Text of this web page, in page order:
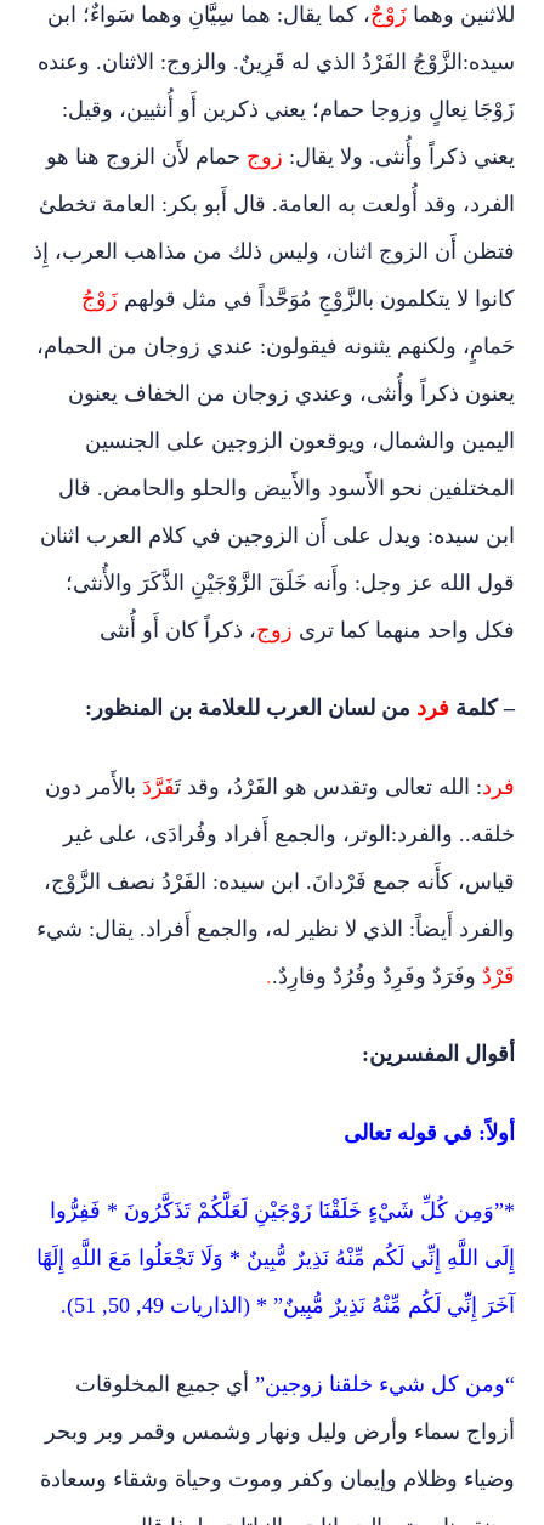
للاثنين وهما زَوْجٌ، كما يقال: هما سِيَّانِ وهما سَواءٌ؛ ابن
سيده:الزَّوْجُ الفَرْدُ الذي له قَرِينٌ. والزوج: الاثنان. وعنده
زَوْجَا نِعالٍ وزوجا حمام؛ يعني ذكرين أَو أُنثيين، وقيل:
يعني ذكراً وأُنثى. ولا يقال: زوج حمام لأَن الزوج هنا هو
الفرد، وقد أُولعت به العامة. قال أَبو بكر: العامة تخطئ
فتظن أَن الزوج اثنان، وليس ذلك من مذاهب العرب، إِذ
كانوا لا يتكلمون بالزَّوْجِ مُوَحَّداً في مثل قولهم زَوْجُ
حَمامٍ، ولكنهم يثنونه فيقولون: عندي زوجان من الحمام،
يعنون ذكراً وأُنثى، وعندي زوجان من الخفاف يعنون
اليمين والشمال، ويوقعون الزوجين على الجنسين
المختلفين نحو الأَسود والأَبيض والحلو والحامض. قال
ابن سيده: ويدل على أَن الزوجين في كلام العرب اثنان
قول الله عز وجل: وأَنه خَلَقَ الزَّوْجَيْنِ الذَّكَرَ والأُنثى؛
فكل واحد منهما كما ترى زوج، ذكراً كان أَو أُنثى
– كلمة فرد من لسان العرب للعلامة بن المنظور:
فرد: الله تعالى وتقدس هو الفَرْدُ، وقد تَفَرَّدَ بالأَمر دون
خلقه.. والفرد:الوتر، والجمع أَفراد وفُرادَى، على غير
قياس، كأَنه جمع فَرْدانَ. ابن سيده: الفَرْدُ نصف الزَّوْج،
والفرد أَيضاً: الذي لا نظير له، والجمع أَفراد. يقال: شيء
فَرْدٌ وفَرَدٌ وفَرِدٌ وفُرُدٌ وفارِدٌ..
أقوال المفسرين:
أولاً: في قوله تعالى
*”وَمِن كُلِّ شَيْءٍ خَلَقْنَا زَوْجَيْنِ لَعَلَّكُمْ تَذَكَّرُونَ * فَفِرُّوا
إِلَى اللَّهِ إِنِّي لَكُم مِّنْهُ نَذِيرٌ مُّبِينٌ * وَلَا تَجْعَلُوا مَعَ اللَّهِ إِلَهًا
آخَرَ إِنِّي لَكُم مِّنْهُ نَذِيرٌ مُّبِينٌ” * (الذاريات 49, 50, 51).
“ومن كل شيء خلقنا زوجين” أي جميع المخلوقات
أزواج سماء وأرض وليل ونهار وشمس وقمر وبر وبحر
وضياء وظلام وإيمان وكفر وموت وحياة وشقاء وسعادة